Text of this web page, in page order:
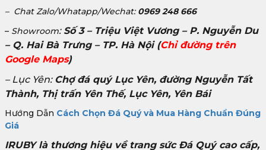
– Chat Zalo/Whatapp/Wechat: 0969 248 666
– Showroom: Số 3 – Triệu Việt Vương – P. Nguyễn Du
– Q. Hai Bà Trưng – TP. Hà Nội(Chỉ đường trên
Google Maps)
– Lục Yên: Chợ đá quý Lục Yên, đường Nguyễn Tất
Thành, Thị trấn Yên Thế, Lục Yên, Yên Bái
Hướng Dẫn Cách Chọn Đá Quý và Mua Hàng Chuẩn Đúng
Giá
IRUBY là thương hiệu về trang sức Đá Quý cao cấp,